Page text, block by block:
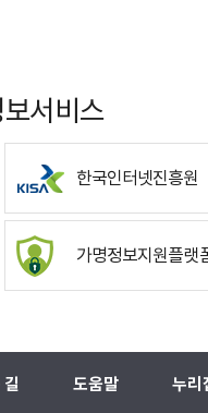
서비스
한국인터넷진흥원
가명정보지원플랫
길 도움말 누리